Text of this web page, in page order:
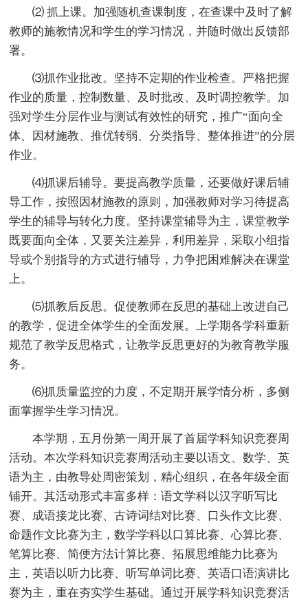
⑵ 抓上课。加强随机查课制度，在查课中及时了解
教师的施教情况和学生的学习情况，并随时做出反馈部
署。
⑶抓作业批改。坚持不定期的作业检查。严格把握
作业的质量，控制数量、及时批改、及时调控教学。加
强对学生分层作业与测试有效性的研究，推广“面向全
体、因材施教、推优转弱、分类指导、整体推进”的分层
作业。
⑷抓课后辅导。要提高教学质量，还要做好课后辅
导工作，按照因材施教的原则，加强教师对学习待提高
学生的辅导与转化力度。坚持课堂辅导为主，课堂教学
既要面向全体，又要关注差异，利用差异，采取小组指
导或个别指导的方式进行辅导，力争把困难解决在课堂
上。
⑸抓教后反思。促使教师在反思的基础上改进自己
的教学，促进全体学生的全面发展。上学期各学科重新
规范了教学反思格式，让教学反思更好的为教育教学服
务。
⑹抓质量监控的力度，不定期开展学情分析，多侧
面掌握学生学习情况。
本学期，五月份第一周开展了首届学科知识竞赛周
活动。本次学科知识竞赛周活动主要以语文、数学、英
语为主，由教导处周密策划，精心组织，在各年级全面
铺开。其活动形式丰富多样：语文学科以汉字听写比
赛、成语接龙比赛、古诗词结对比赛、口头作文比赛、
命题作文比赛为主，数学学科以口算比赛、心算比赛、
笔算比赛、简便方法计算比赛、拓展思维能力比赛为
主，英语以听力比赛、听写单词比赛、英语口语演讲比
赛为主，重在夯实学生基础。通过开展学科知识竞赛活